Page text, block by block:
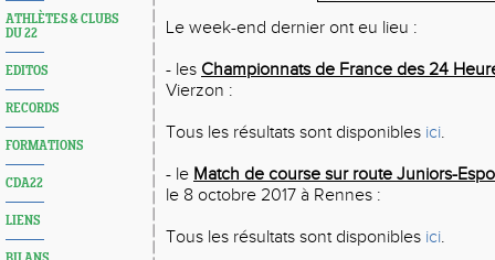
ATHLÈTES & CLUBS
DU 22
EDITOS
RECORDS
FORMATIONS
CDA22
LIENS
Le week-end dernier ont eu lieu :
- les Championnats de France des 24
Vierzon :
Tous les résultats sont disponibles ici.
- le Match de course sur route Juniors-
le 8 octobre 2017 à Rennes :
Tous les résultats sont disponibles ici.